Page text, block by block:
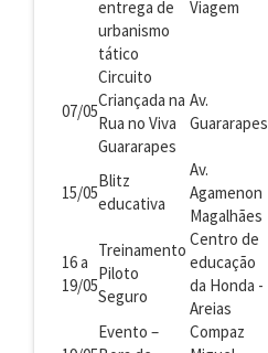
entrega de
urbanismo
tático
Viagem
07/05
Circuito
Criançada na
Rua no Viva
Guararapes
Av.
Guararapes
15/05
Blitz
educativa
Av.
Agamenon
Magalhães
16 a
19/05
Treinamento
Piloto
Seguro
Centro de
educação
da Honda -
Areias
Evento –
Compaz